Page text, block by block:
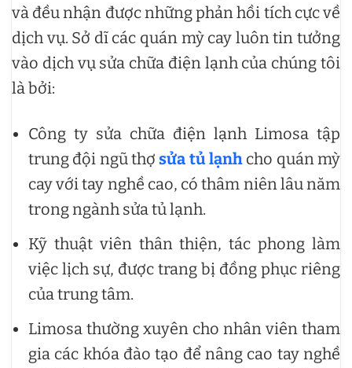
và đều nhận được những phản hồi tích cực về
dịch vụ. Sở dĩ các quán mỳ cay luôn tin tưởng
vào dịch vụ sửa chữa điện lạnh của chúng tôi
là bởi:
Công ty sửa chữa điện lạnh Limosa tập
trung đội ngũ thợsửa tủ lạnh cho quán mỳ
cay với tay nghề cao, có thâm niên lâu năm
trong ngành sửa tủ lạnh.
Kỹ thuật viên thân thiện, tác phong làm
việc lịch sự, được trang bị đồng phục riêng
của trung tâm.
Limosa thường xuyên cho nhân viên tham
gia các khóa đào tạo để nâng cao tay nghề